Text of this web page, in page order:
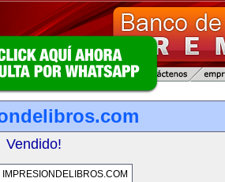
Vendido!
IMPRESIONDELIBROS.COM